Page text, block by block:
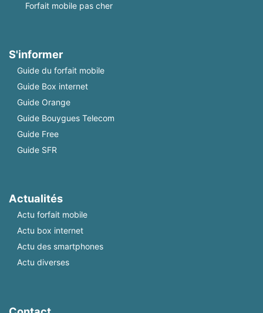
Forfait mobile pas cher
S'informer
Guide du forfait mobile
Guide Box internet
Guide Orange
Guide Bouygues Telecom
Guide Free
Guide SFR
Actualités
Actu forfait mobile
Actu box internet
Actu des smartphones
Actu diverses